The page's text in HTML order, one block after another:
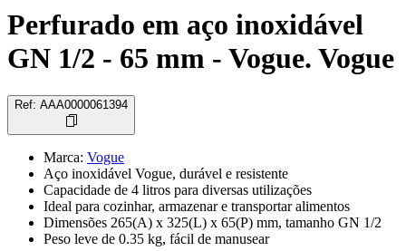
Perfurado em aço inoxidável
GN 1/2 - 65 mm - Vogue. Vogue
Ref: AAA0000061394
Marca: Vogue
Aço inoxidável Vogue, durável e resistente
Capacidade de 4 litros para diversas utilizações
Ideal para cozinhar, armazenar e transportar alimentos
Dimensões 265(A) x 325(L) x 65(P) mm, tamanho GN 1/2
Peso leve de 0.35 kg, fácil de manusear